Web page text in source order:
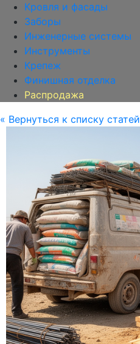
Кровля и фасады
Заборы
Инженерные системы
Инструменты
Крепеж
Финишная отделка
Распродажа
« Вернуться к списку статей